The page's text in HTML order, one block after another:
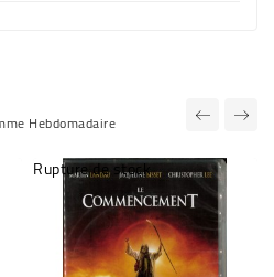
Hebdomadaire
Rupture de stock